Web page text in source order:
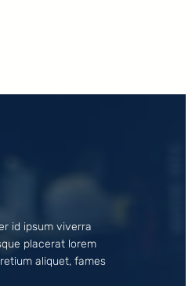
id ipsum viverra
placerat lorem
aliquet, fames